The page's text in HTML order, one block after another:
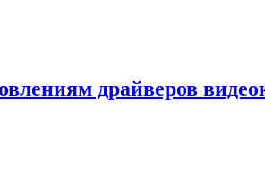
драйверов